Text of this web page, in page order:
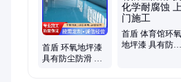
涂料、聚氨酯清漆、外墙仿石漆
首盾 环氧地坪漆
具有防尘防滑 施
首盾 体育馆环氧
地坪漆 具有防尘